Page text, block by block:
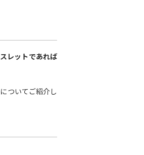
レットであれば
ついてご紹介し